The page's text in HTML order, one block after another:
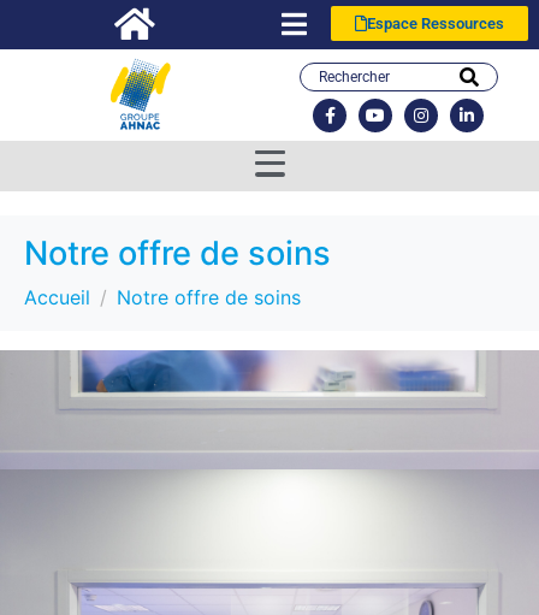
Espace Ressources
Notre offre de soins
Accueil Notre offre de soins